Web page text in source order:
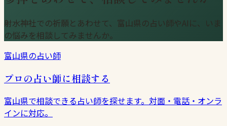
射水神社での祈願とあわせて、富山県の占い師やAIに、いま
の悩みを相談してみませんか。
富山県の占い師
プロの占い師に相談する
富山県で相談できる占い師を探せます。対面・電話・オンラ
インに対応。